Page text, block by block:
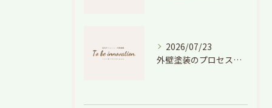
2026/07/23
外壁塗装のプロセスを愛知県でスムーズに進めるための工程と費用徹底解説